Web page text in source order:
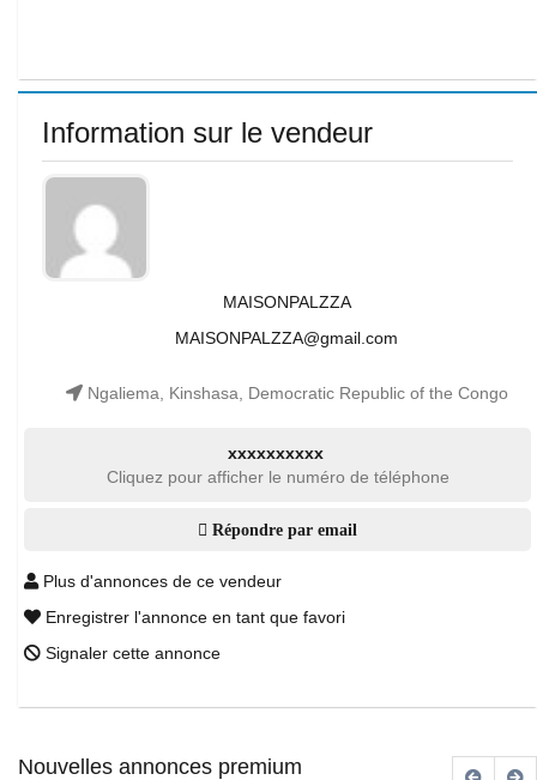
Information sur le vendeur
MAISONPALZZA
MAISONPALZZA@gmail.com
Ngaliema, Kinshasa, Democratic Republic of the Congo
xxxxxxxxxx
Cliquez pour afficher le numéro de téléphone
Répondre par email
Plus d'annonces de ce vendeur
Enregistrer l'annonce en tant que favori
Signaler cette annonce
Nouvelles annonces premium